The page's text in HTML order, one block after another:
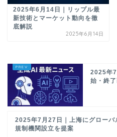
2025年6月14日｜リップル最
新技術とマーケット動向を徹
底解説
2025年6月14日
2025年
始・終
2025年7月27日｜上海にグローバ
規制機関設立を提案